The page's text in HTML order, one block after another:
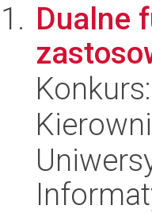
Dualne
Konkurs: